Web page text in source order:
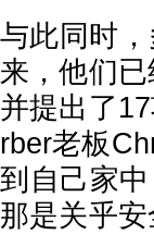
与此同时
来，他们
并提出了
rber老板
到自己家
那是关乎